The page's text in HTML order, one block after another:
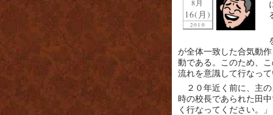
8月
16(月)
2010
が全体一致した合気動
動である。このため、
流れを意識して行なっ
２０年近く前に、主
時の校長であられた田
く行なってください。